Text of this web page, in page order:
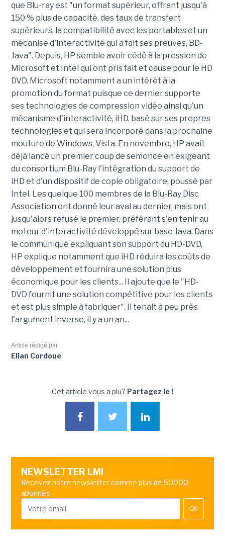
que Blu-ray est "un format supérieur, offrant jusqu'à
150 % plus de capacité, des taux de transfert
supérieurs, la compatibilité avec les portables et un
mécanise d'interactivité qui a fait ses preuves, BD-
Java". Depuis, HP semble avoir cédé à la pression de
Microsoft et Intel qui ont pris fait et cause pour le HD
DVD. Microsoft notamment a un intérêt à la
promotion du format puisque ce dernier supporte
ses technologies de compression vidéo ainsi qu'un
mécanisme d'interactivité, iHD, basé sur ses propres
technologies et qui sera incorporé dans la prochaine
mouture de Windows, Vista. En novembre, HP avait
déjà lancé un premier coup de semonce en exigeant
du consortium Blu-Ray l'intégration du support de
iHD et d'un dispositif de copie obligatoire, poussé par
Intel. Les quelque 100 membres de la Blu-Ray Disc
Association ont donné leur aval au dernier, mais ont
jusqu'alors refusé le premier, préférant s'en tenir au
moteur d'interactivité développé sur base Java. Dans
le communiqué expliquant son support du HD-DVD,
HP explique notamment que iHD réduira les coûts de
développement et fournira une solution plus
économique pour les clients... Il ajoute que le "HD-
DVD fournit une solution compétitive pour les clients
et est plus simple à fabriquer". Il tenait à peu près
l'argument inverse, il y a un an...
Article rédigé par
Elian Cordoue
Cet article vous a plu? Partagez le !
NEWSLETTER LMI
Recevez notre newsletter comme plus de 50000
abonnés
OK